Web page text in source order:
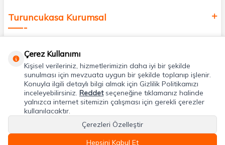
Turuncukasa Kurumsal
Uygulamalarımız
Adres & İletişim
Çerez Kullanımı
Kişisel verileriniz, hizmetlerimizin daha iyi bir şekilde
sunulması için mevzuata uygun bir şekilde toplanıp işlenir.
Konuyla ilgili detaylı bilgi almak için Gizlilik Politikamızı
inceleyebilirsiniz. Reddetseçeneğine tıklamanız halinde
yalnızca internet sitemizin çalışması için gerekli çerezler
kullanılacaktır.
Çerezleri Özelleştir
Hepsini Kabul Et